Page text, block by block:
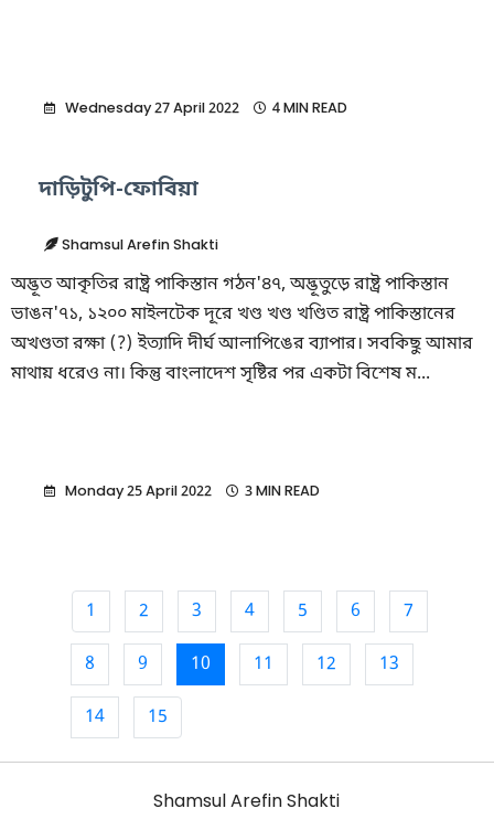
Wednesday 27 April 2022 4 MIN READ
দাড়িটুপি-ফোবিয়া
Shamsul Arefin Shakti
অদ্ভূত আকৃতির রাষ্ট্র পাকিস্তান গঠন'৪৭, অদ্ভূতুড়ে রাষ্ট্র পাকিস্তান
ভাঙন'৭১, ১২০০ মাইলটেক দূরে খণ্ড খণ্ড খণ্ডিত রাষ্ট্র পাকিস্তানের
অখণ্ডতা রক্ষা (?) ইত্যাদি দীর্ঘ আলাপিঙের ব্যাপার। সবকিছু আমার
মাথায় ধরেও না। কিন্তু বাংলাদেশ সৃষ্টির পর একটা বিশেষ ম...
Monday 25 April 2022 3 MIN READ
1 2 3 4 5 6 7
8 9 10 11 12 13
14 15
Shamsul Arefin Shakti